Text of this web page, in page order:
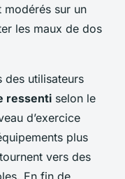
sur un
les maux de dos
des utilisateurs
ressenti selon le
d’exercice
plus
vers des